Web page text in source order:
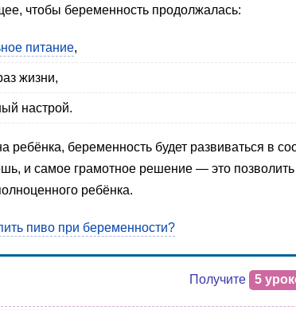
чтобы беременность продолжалась:
питание,
жизни,
настрой.
ребёнка, беременность будет развиваться в
и самое грамотное решение — это
ребёнка.
пиво при беременности?
Получите 5